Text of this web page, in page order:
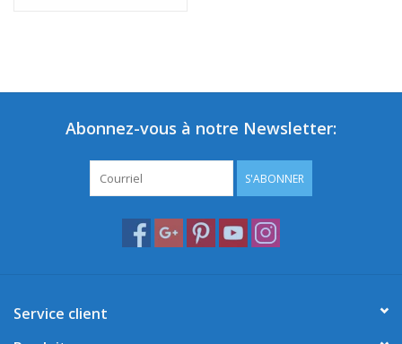
Abonnez-vous à notre Newsletter:
S'ABONNER
Service client